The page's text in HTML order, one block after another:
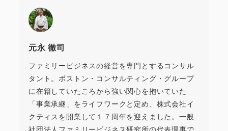
元永 徹司
ファミリービジネスの経営を専門とするコンサル
タント。ボストン・コンサルティング・グループ
に在籍していたころから強い関心を抱いていた
「事業承継」をライフワークと定め、株式会社イ
クティスを開業して１７周年を迎えました。一般